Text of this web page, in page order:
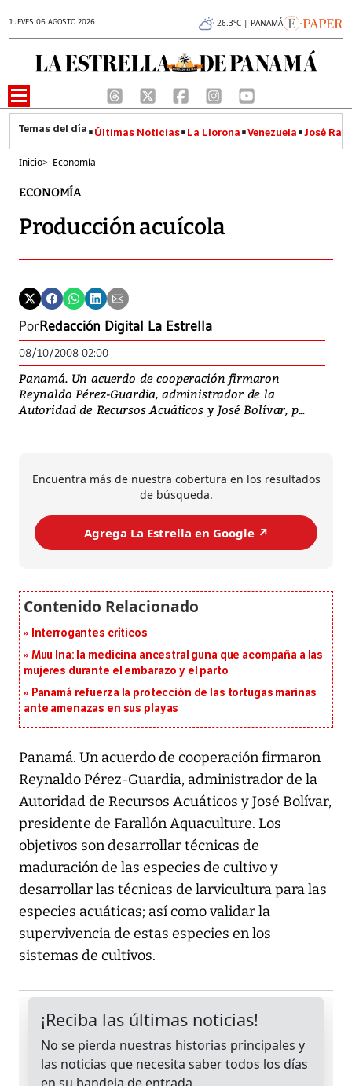
JUEVES 06 AGOSTO 2026 26.3°C | PANAMÁ
Últimas Noticias La Llorona Venezuela José
Inicio> Economía
ECONOMÍA
Producción acuícola
PorRedacción Digital La Estrella
08/10/2008 02:00
Panamá. Un acuerdo de cooperación firmaron
Reynaldo Pérez-Guardia, administrador de la
Autoridad de Recursos Acuáticos y José Bolívar, p...
Encuentra más de nuestra cobertura en los resultados
de búsqueda.
Agrega La Estrella en Google ↗️
Interrogantes críticos
Muu Ina: la medicina ancestral guna que acompaña a las
mujeres durante el embarazo y el parto
Panamá refuerza la protección de las tortugas marinas
ante amenazas en sus playas
Panamá. Un acuerdo de cooperación firmaron
Reynaldo Pérez-Guardia, administrador de la
Autoridad de Recursos Acuáticos y José Bolívar,
presidente de Farallón Aquaculture. Los
objetivos son desarrollar técnicas de
maduración de las especies de cultivo y
desarrollar las técnicas de larvicultura para las
especies acuáticas; así como validar la
supervivencia de estas especies en los
sistemas de cultivos.